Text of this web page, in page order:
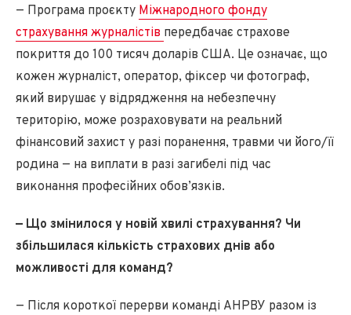
— Програма проєкту Міжнародного фонду
страхування журналістів передбачає страхове
покриття до 100 тисяч доларів США. Це означає, що
кожен журналіст, оператор, фіксер чи фотограф,
який вирушає у відрядження на небезпечну
територію, може розраховувати на реальний
фінансовий захист у разі поранення, травми чи його/її
родина — на виплати в разі загибелі під час
виконання професійних обов’язків.
— Що змінилося у новій хвилі страхування? Чи
збільшилася кількість страхових днів або
можливості для команд?
— Після короткої перерви команді АНРВУ разом із